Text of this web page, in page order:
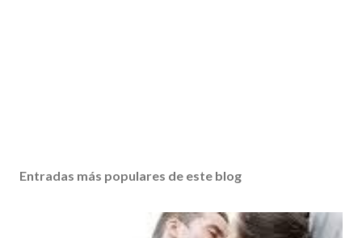
Entradas más populares de este blog